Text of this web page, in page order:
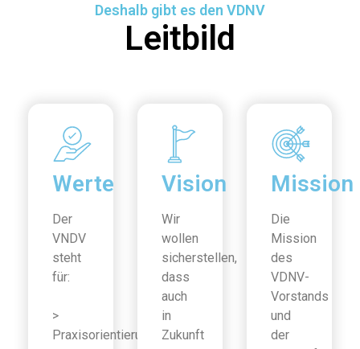
Deshalb gibt es den VDNV
Leitbild
Werte
Der
VNDV
steht
für:
>
Praxisorientierung
Vision
Wir
wollen
sicherstellen,
dass
auch
in
Zukunft
Mission
Die
Mission
des
VDNV-
Vorstands
und
der